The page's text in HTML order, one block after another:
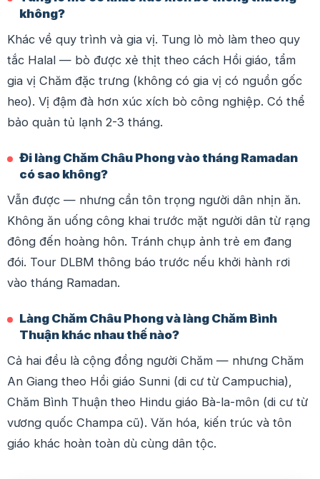
không?
Khác về quy trình và gia vị. Tung lò mò làm theo quy
tắc Halal — bò được xẻ thịt theo cách Hồi giáo, tẩm
gia vị Chăm đặc trưng (không có gia vị có nguồn gốc
heo). Vị đậm đà hơn xúc xích bò công nghiệp. Có thể
bảo quản tủ lạnh 2-3 tháng.
Đi làng Chăm Châu Phong vào tháng Ramadan
có sao không?
Vẫn được — nhưng cần tôn trọng người dân nhịn ăn.
Không ăn uống công khai trước mặt người dân từ rạng
đông đến hoàng hôn. Tránh chụp ảnh trẻ em đang
đói. Tour DLBM thông báo trước nếu khởi hành rơi
vào tháng Ramadan.
Làng Chăm Châu Phong và làng Chăm Bình
Thuận khác nhau thế nào?
Cả hai đều là cộng đồng người Chăm — nhưng Chăm
An Giang theo Hồi giáo Sunni (di cư từ Campuchia),
Chăm Bình Thuận theo Hindu giáo Bà-la-môn (di cư từ
vương quốc Champa cũ). Văn hóa, kiến trúc và tôn
giáo khác hoàn toàn dù cùng dân tộc.